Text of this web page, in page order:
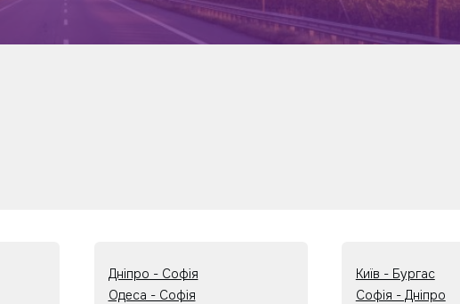
Дніпро - Софія
Одеса - Софія
Київ - Бургас
Софія - Дніпро